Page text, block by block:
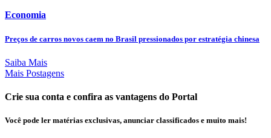
Economia
Preços de carros novos caem no Brasil pressionados por estratégia chinesa
Saiba Mais
Mais Postagens
Crie sua conta e confira as vantagens do Portal
Você pode ler matérias exclusivas, anunciar classificados e muito mais!